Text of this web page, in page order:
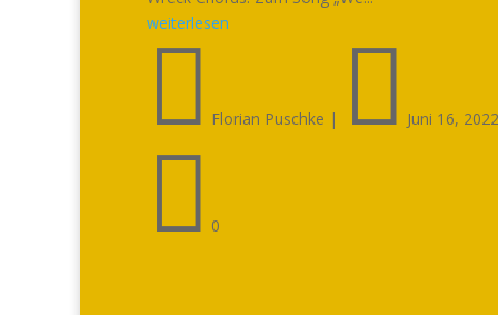
weiterlesen
 Florian Puschke |  Juni 16, 2022
 0